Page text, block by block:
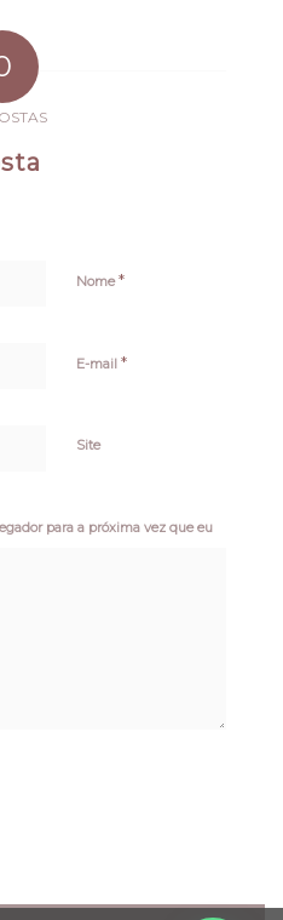
Nome*
E-mail*
Site
para a próxima vez que eu